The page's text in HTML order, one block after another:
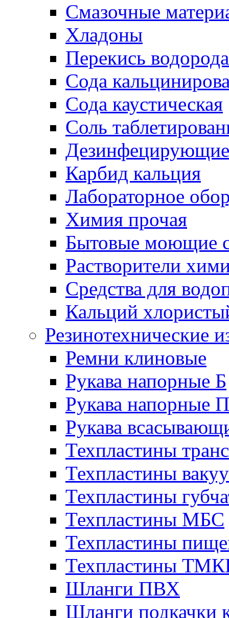
Смазочные
Хладоны
Перекись водорода
Сода
Сода каустическая
Соль
Дезинфецирующие
Карбид кальция
Лабораторное
Химия прочая
Бытовые моющие
Растворители
Средства для
Кальций
Резинотехнические
Ремни клиновые
Рукава напорные Б
Рукава напорные П
Рукава
Техпластины
Техпластины
Техпластины
Техпластины МБС
Техпластины
Техпластины
Шланги ПВХ
Шланги подкачки